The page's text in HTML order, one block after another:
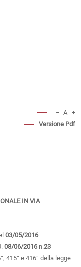
− A +
Versione Pdf
IN VIA
03/05/2016
08/06/2016n.23
415° e 416° della legge